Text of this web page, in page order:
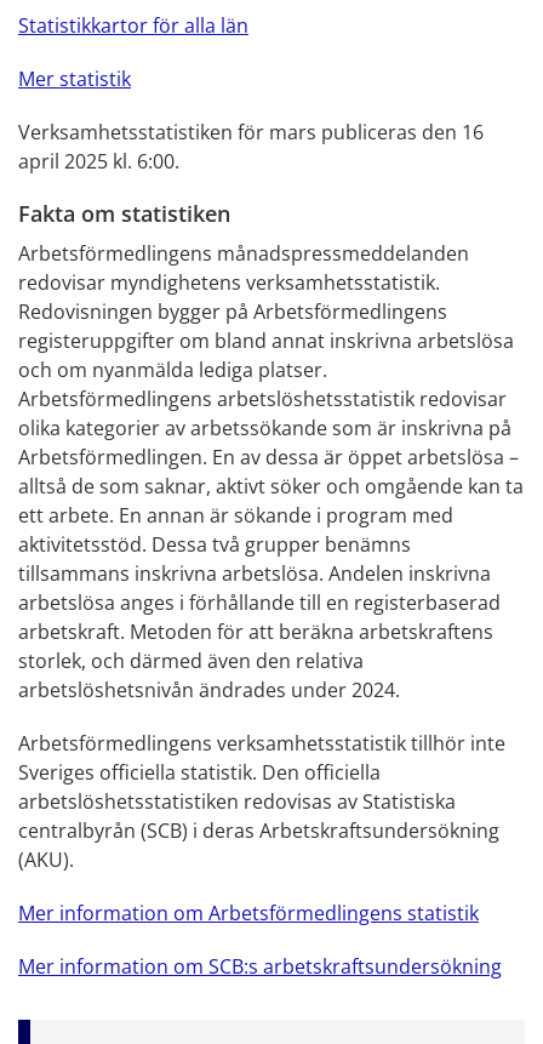
Statistikkartor för alla län
Mer statistik
Verksamhetsstatistiken för mars publiceras den 16
april 2025 kl. 6:00.
Fakta om statistiken
Arbetsförmedlingens månadspressmeddelanden
redovisar myndighetens verksamhetsstatistik.
Redovisningen bygger på Arbetsförmedlingens
registeruppgifter om bland annat inskrivna arbetslösa
och om nyanmälda lediga platser.
Arbetsförmedlingens arbetslöshetsstatistik redovisar
olika kategorier av arbetssökande som är inskrivna på
Arbetsförmedlingen. En av dessa är öppet arbetslösa –
alltså de som saknar, aktivt söker och omgående kan ta
ett arbete. En annan är sökande i program med
aktivitetsstöd. Dessa två grupper benämns
tillsammans inskrivna arbetslösa. Andelen inskrivna
arbetslösa anges i förhållande till en registerbaserad
arbetskraft. Metoden för att beräkna arbetskraftens
storlek, och därmed även den relativa
arbetslöshetsnivån ändrades under 2024.
Arbetsförmedlingens verksamhetsstatistik tillhör inte
Sveriges officiella statistik. Den officiella
arbetslöshetsstatistiken redovisas av Statistiska
centralbyrån (SCB) i deras Arbetskraftsundersökning
(AKU).
Mer information om Arbetsförmedlingens statistik
Mer information om SCB:s arbetskraftsundersökning